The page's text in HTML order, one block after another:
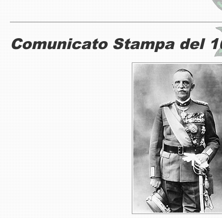
Comunicato Stampa del